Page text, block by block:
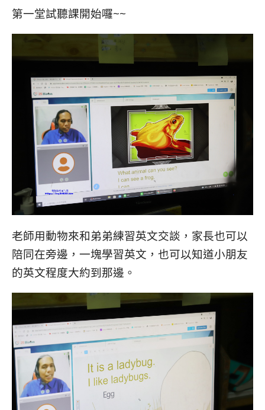
第一堂試聽課開始囉~~
老師用動物來和弟弟練習英文交談，家長也可以
陪同在旁邊，一塊學習英文，也可以知道小朋友
的英文程度大約到那邊。